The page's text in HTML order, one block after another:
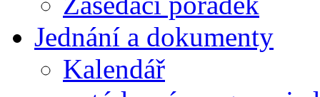
Jednání a dokumenty
Kalendář